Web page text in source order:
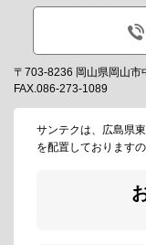
〒703-8236 岡山県岡山市
FAX.086-273-1089
サンテクは、広島県
を配置しております